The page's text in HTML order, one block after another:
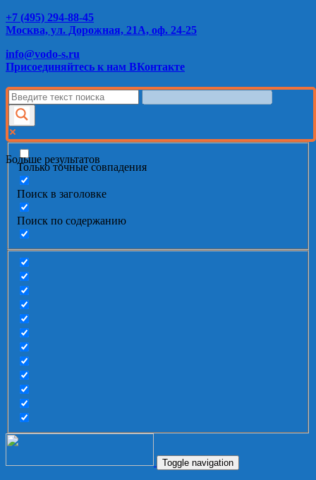
+7 (495) 294-88-45
Москва, ул. Дорожная, 21А, оф. 24-25
info@vodo-s.ru
Присоединяйтесь к нам ВКонтакте
Больше результатов
Только точные совпадения
Поиск в заголовке
Поиск по содержанию
Toggle navigation